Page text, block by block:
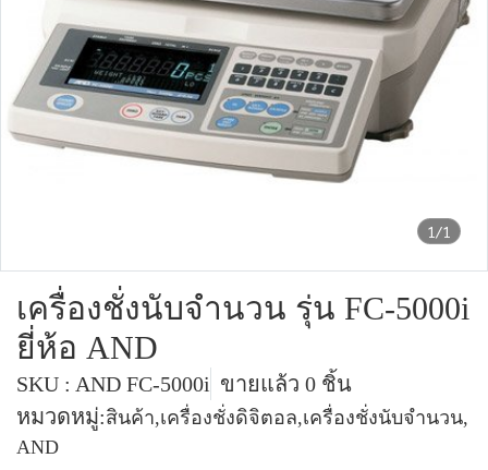
1/1
เครื่องชั่งนับจำนวน รุ่น FC-5000i
ยี่ห้อ AND
SKU : AND FC-5000i ขายแล้ว 0 ชิ้น
หมวดหมู่:สินค้า,เครื่องชั่งดิจิตอล,เครื่องชั่งนับจำนวน,
AND